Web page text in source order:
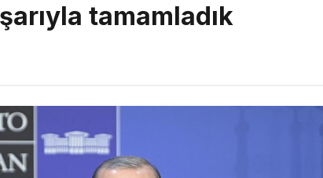
tamamladık